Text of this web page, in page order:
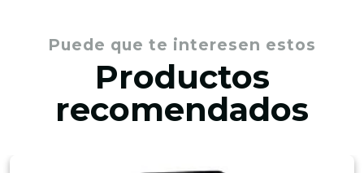
Puede que te interesen estos
Productos
recomendados